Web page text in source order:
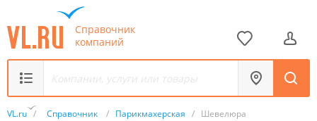
Справочник
компаний
VL.ru / Справочник / Парикмахерская / Шевелюра